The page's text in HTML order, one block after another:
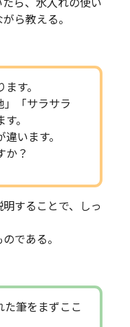
ら、水入れの使い
ら教える。
す。
」「サラサラ
。
います。
か？
することで、しっ
である。
筆をまずここ